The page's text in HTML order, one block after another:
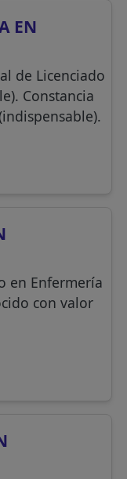
EN
de Licenciado
Constancia
en Enfermería
con valor